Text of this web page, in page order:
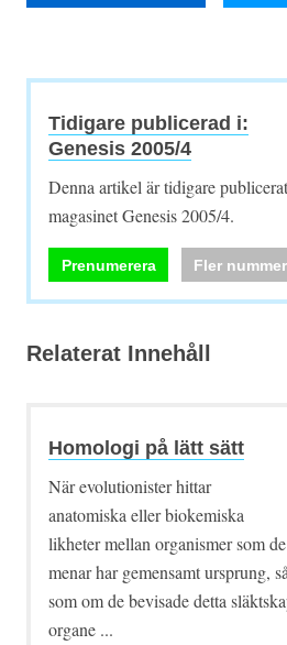
Tidigare publicerad i:
Genesis 2005/4
Denna artikel är tidigare
magasinet Genesis 2005/4.
Prenumerera Fler nummer
Relaterat Innehåll
Homologi på lätt sätt
När evolutionister hittar
anatomiska eller biokemiska
likheter mellan organismer som de
menar har gemensamt ursprung,
som om de bevisade detta
organe ...